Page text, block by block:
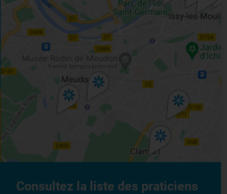
Consultez la liste des praticiens